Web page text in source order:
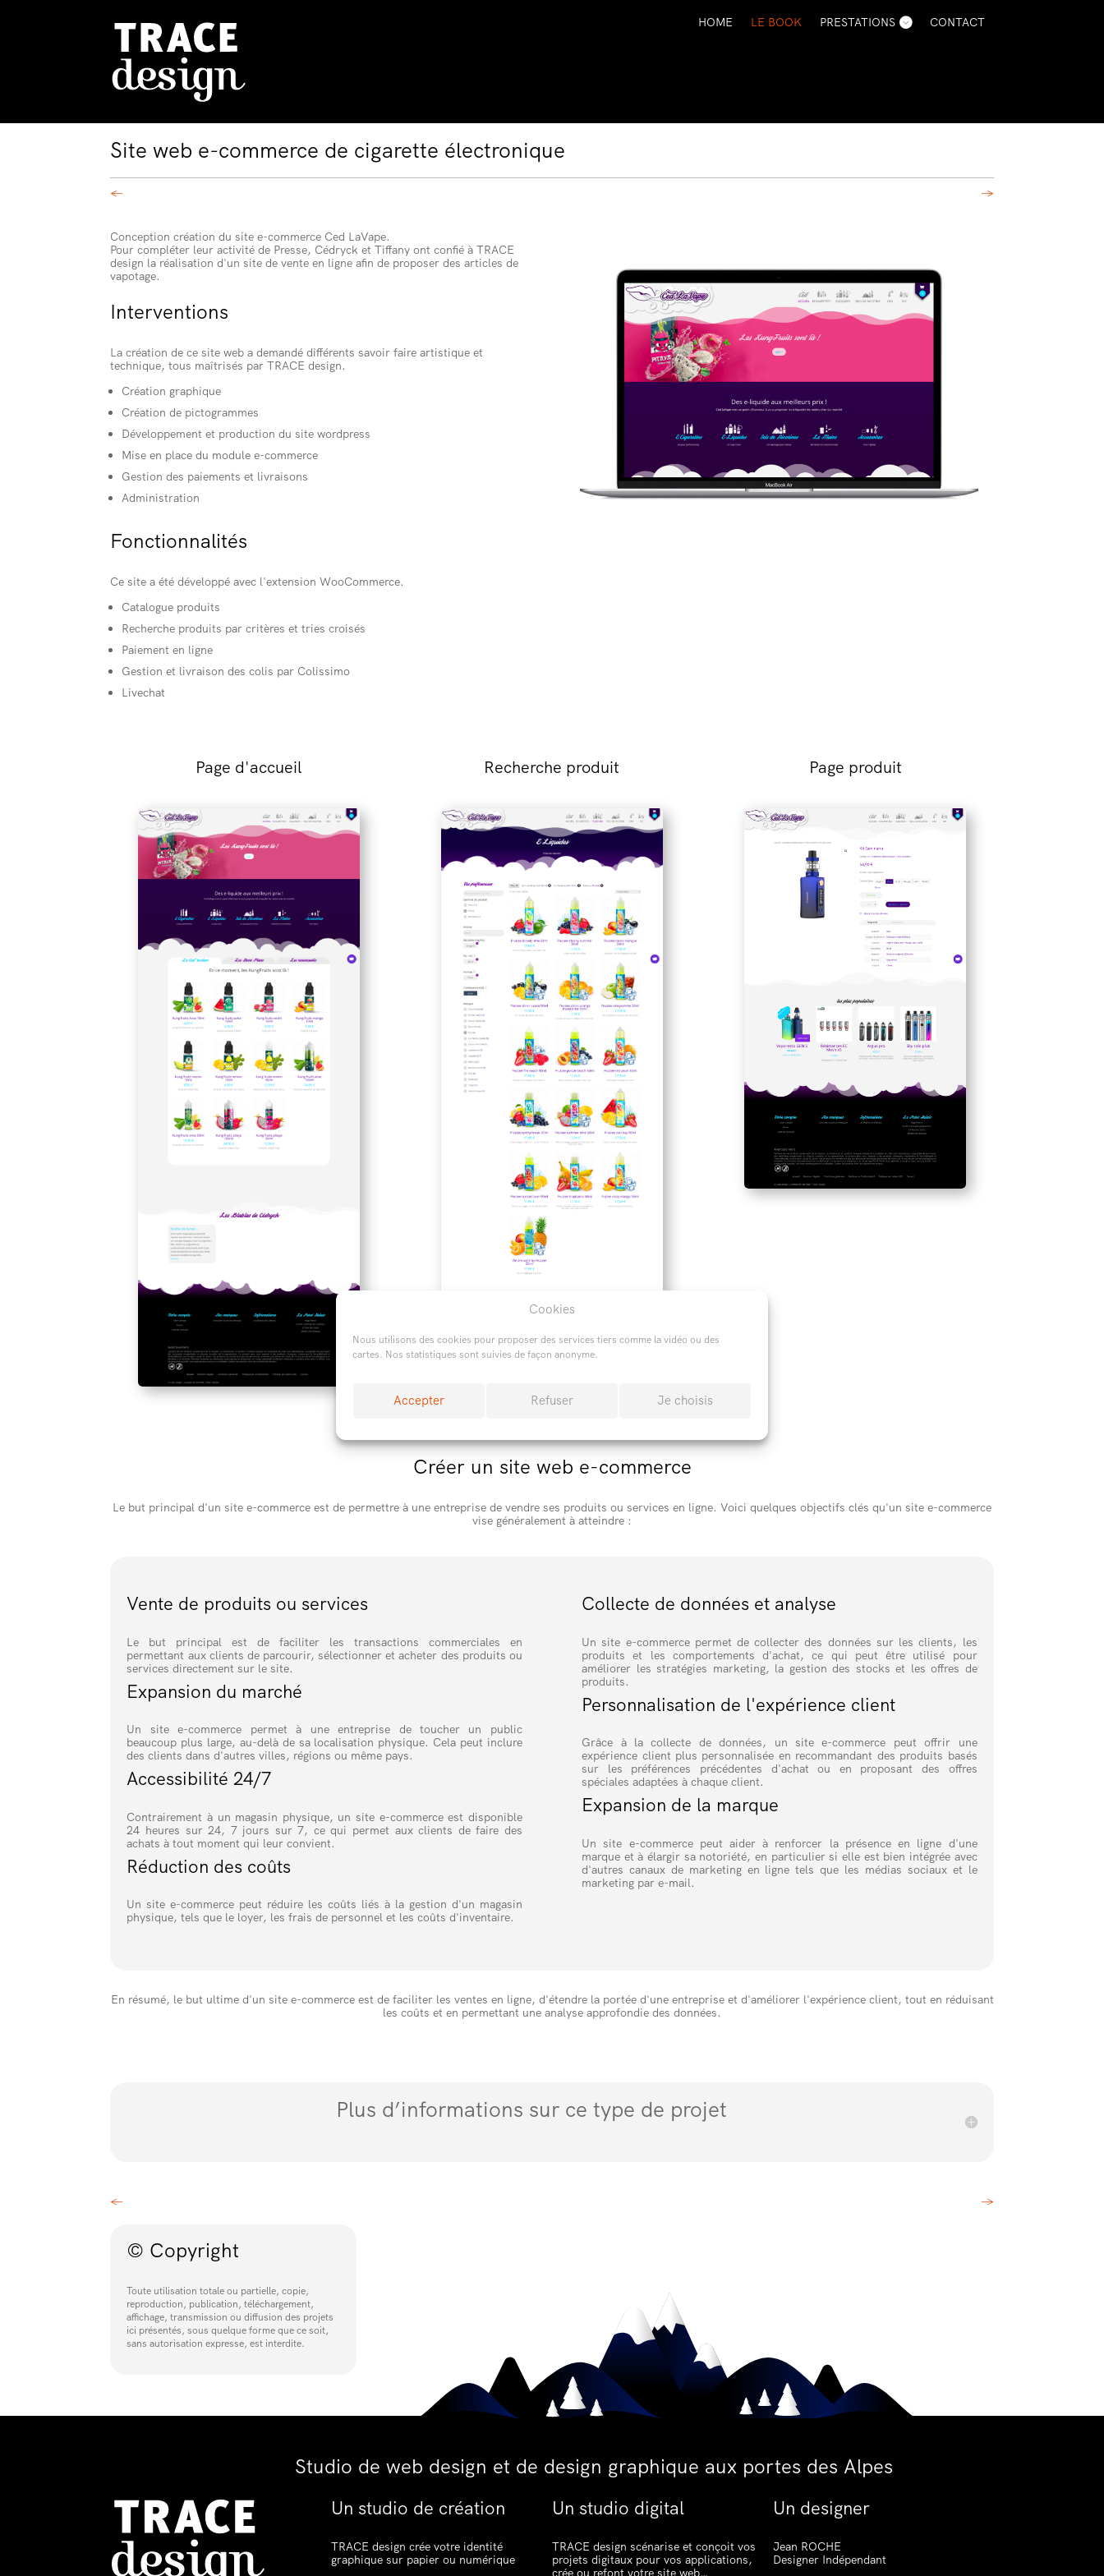
Cookies
Nous utilisons des cookies pour proposer des services tiers comme la vidéo ou des
cartes. Nos statistiques sont suivies de façon anonyme.
Accepter Refuser Je choisis
HOME LE BOOK PRESTATIONS CONTACT
Site web e-commerce de cigarette électronique
← →
Conception création du site e-commerce Ced LaVape.
Pour compléter leur activité de Presse, Cédryck et Tiffany ont confié à TRACE
design la réalisation d'un site de vente en ligne afin de proposer des articles de
vapotage.
Interventions
La création de ce site web a demandé différents savoir faire artistique et
technique, tous maîtrisés par TRACE design.
Création graphique
Création de pictogrammes
Développement et production du site wordpress
Mise en place du module e-commerce
Gestion des paiements et livraisons
Administration
Fonctionnalités
Ce site a été développé avec l'extension WooCommerce.
Catalogue produits
Recherche produits par critères et tries croisés
Paiement en ligne
Gestion et livraison des colis par Colissimo
Livechat
Page d'accueil Recherche produit Page produit
Créer un site web e-commerce
Le but principal d'un site e-commerce est de permettre à une entreprise de vendre ses produits ou services en ligne. Voici quelques objectifs clés qu'un site e-commerce
vise généralement à atteindre :
Vente de produits ou services
Le but principal est de faciliter les transactions commerciales en
permettant aux clients de parcourir, sélectionner et acheter des produits ou
services directement sur le site.
Expansion du marché
Un site e-commerce permet à une entreprise de toucher un public
beaucoup plus large, au-delà de sa localisation physique. Cela peut inclure
des clients dans d'autres villes, régions ou même pays.
Accessibilité 24/7
Contrairement à un magasin physique, un site e-commerce est disponible
24 heures sur 24, 7 jours sur 7, ce qui permet aux clients de faire des
achats à tout moment qui leur convient.
Réduction des coûts
Un site e-commerce peut réduire les coûts liés à la gestion d'un magasin
physique, tels que le loyer, les frais de personnel et les coûts d'inventaire.
Collecte de données et analyse
Un site e-commerce permet de collecter des données sur les clients, les
produits et les comportements d'achat, ce qui peut être utilisé pour
améliorer les stratégies marketing, la gestion des stocks et les offres de
produits.
Personnalisation de l'expérience client
Grâce à la collecte de données, un site e-commerce peut offrir une
expérience client plus personnalisée en recommandant des produits basés
sur les préférences précédentes d'achat ou en proposant des offres
spéciales adaptées à chaque client.
Expansion de la marque
Un site e-commerce peut aider à renforcer la présence en ligne d'une
marque et à élargir sa notoriété, en particulier si elle est bien intégrée avec
d'autres canaux de marketing en ligne tels que les médias sociaux et le
marketing par e-mail.
En résumé, le but ultime d'un site e-commerce est de faciliter les ventes en ligne, d'étendre la portée d'une entreprise et d'améliorer l'expérience client, tout en réduisant
les coûts et en permettant une analyse approfondie des données.
Plus d’informations sur ce type de projet
← →
© Copyright
Toute utilisation totale ou partielle, copie,
reproduction, publication, téléchargement,
affichage, transmission ou diffusion des projets
ici présentés, sous quelque forme que ce soit,
sans autorisation expresse, est interdite.
Studio de web design et de design graphique aux portes des Alpes
Un studio de création
TRACE design crée votre identité
graphique sur papier ou numérique
Un studio digital
TRACE design scénarise et conçoit vos
projets digitaux pour vos applications,
crée ou refont votre site web…
Un designer
Jean ROCHE
Designer Indépendant